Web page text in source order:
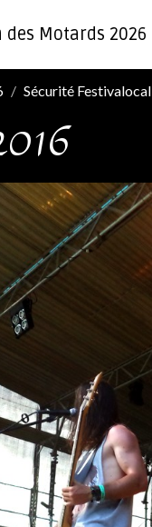
Motards 2026
Sécurité Festivalocal